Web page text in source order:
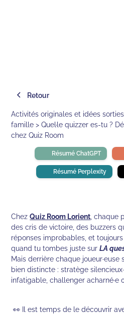
Retour
Activités originales et idées
famille > Quel·le quizzer es-tu ?
chez Quiz Room
Résumé ChatGPT
Résumé Perplexity
ChezQuiz Room Lorient , chaque
des cris de victoire, des buzzers
réponses improbables, et
quand tu tombes juste surLA
Mais derrière chaque
bien distincte : stratège
infatigable, challenger acharné·e
👀 Il est temps de le découvrir